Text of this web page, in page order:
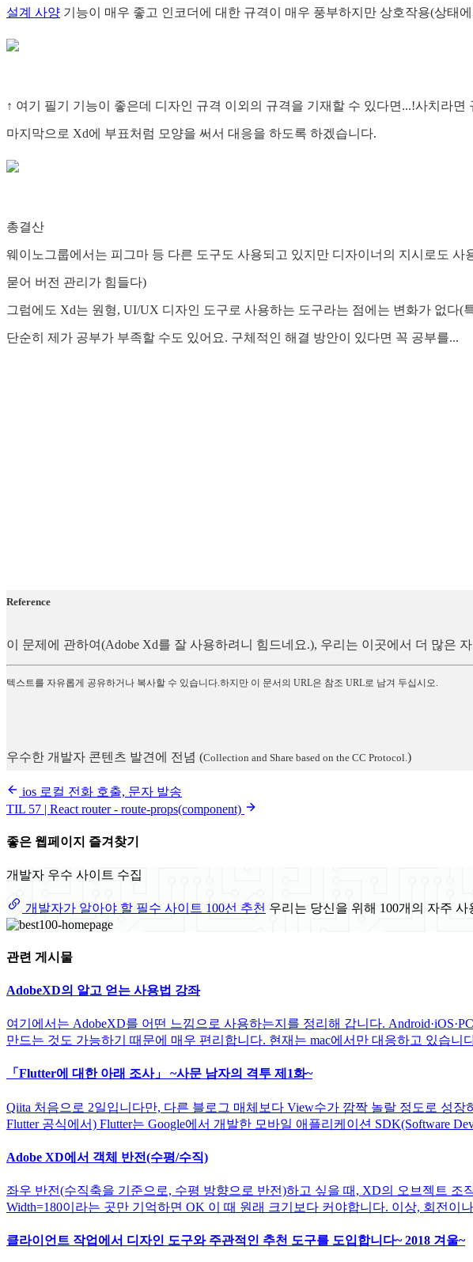
설계 사양 기능이 매우 좋고 인코더에 대한 규격이 매우 풍부하지만 상호작용(상태
↑ 여기 필기 기능이 좋은데 디자인 규격 이외의 규격을 기재할 수 있다면...!사치라면
마지막으로 Xd에 부표처럼 모양을 써서 대응을 하도록 하겠습니다.
총결산
웨이노그룹에서는 피그마 등 다른 도구도 사용되고 있지만 디자이너의 지시로도
묻어 버전 관리가 힘들다)
그럼에도 Xd는 원형, UI/UX 디자인 도구로 사용하는 도구라는 점에는 변화가 없다
단순히 제가 공부가 부족할 수도 있어요. 구체적인 해결 방안이 있다면 꼭 공부를...
Reference
이 문제에 관하여(Adobe Xd를 잘 사용하려니 힘드네요.), 우리는 이곳에서 더 많은
텍스트를 자유롭게 공유하거나 복사할 수 있습니다.하지만 이 문서의 URL은 참조 URL로 남겨 두십시오.
우수한 개발자 콘텐츠 발견에 전념 (Collection and Share based on the CC Protocol.)
ios 로컬 전화 호출, 문자 발송
TIL 57 | React router - route-props(component)
좋은 웹페이지 즐겨찾기
개발자 우수 사이트 수집
개발자가 알아야 할 필수 사이트 100선 추천 우리는 당신을 위해 100개의 자주
관련 게시물
AdobeXD의 알고 얻는 사용법 강좌
여기에서는 AdobeXD를 어떤 느낌으로 사용하는지를 정리해 갑니다.
만드는 것도 가능하기 때문에 매우 편리합니다. 현재는 mac에서만 대응하고 있습
「Flutter에 대한 아래 조사」 ~사문 남자의 격투 제1화~
Qiita 처음으로 2일입니다만, 다른 블로그 매체보다 View수가 깜짝 놀랄 정도로 성
Flutter 공식에서) Flutter는 Google에서 개발한 모바일 애플리케이션 SDK(Software
Adobe XD에서 객체 반전(수평/수직)
좌우 반전(수직축을 기준으로, 수평 방향으로 반전)하고 싶을 때, XD의 오브젝트
Width=180이라는 곳만 기억하면 OK 이 때 원래 크기보다 커야합니다. 이상, 회전
클라이언트 작업에서 디자인 도구와 주관적인 추천 도구를 도입합니다~ 2018 겨울~